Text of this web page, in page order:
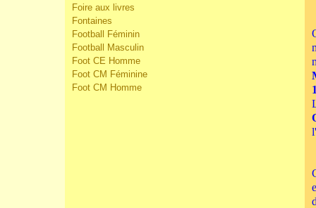
Foire aux livres
Fontaines
Football Féminin
Football Masculin
Foot CE Homme
Foot CM Féminine
Foot CM Homme